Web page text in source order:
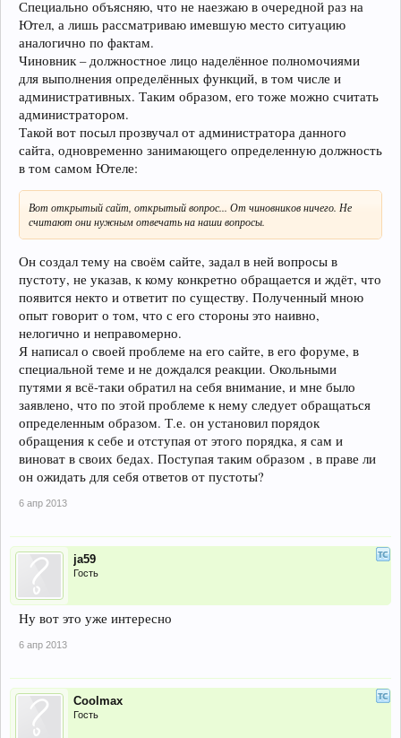
Специально объясняю, что не наезжаю в очередной раз на
Ютел, а лишь рассматриваю имевшую место ситуацию
аналогично по фактам.
Чиновник – должностное лицо наделённое полномочиями
для выполнения определённых функций, в том числе и
административных. Таким образом, его тоже можно считать
администратором.
Такой вот посыл прозвучал от администратора данного
сайта, одновременно занимающего определенную должность
в том самом Ютеле:
Вот открытый сайт, открытый вопрос... От чиновников ничего. Не
считают они нужным отвечать на наши вопросы.
Он создал тему на своём сайте, задал в ней вопросы в
пустоту, не указав, к кому конкретно обращается и ждёт, что
появится некто и ответит по существу. Полученный мною
опыт говорит о том, что с его стороны это наивно,
нелогично и неправомерно.
Я написал о своей проблеме на его сайте, в его форуме, в
специальной теме и не дождался реакции. Окольными
путями я всё-таки обратил на себя внимание, и мне было
заявлено, что по этой проблеме к нему следует обращаться
определенным образом. Т.е. он установил порядок
обращения к себе и отступая от этого порядка, я сам и
виноват в своих бедах. Поступая таким образом , в праве ли
он ожидать для себя ответов от пустоты?
6 апр 2013
ja59
Гость
Ну вот это уже интересно
6 апр 2013
Coolmax
Гость